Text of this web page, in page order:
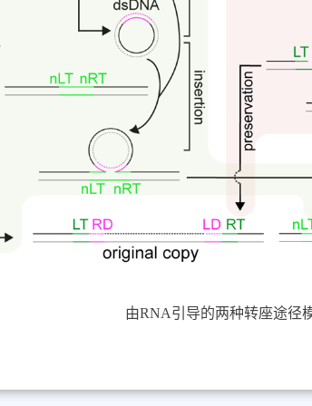
由RNA引导的两种转座途径